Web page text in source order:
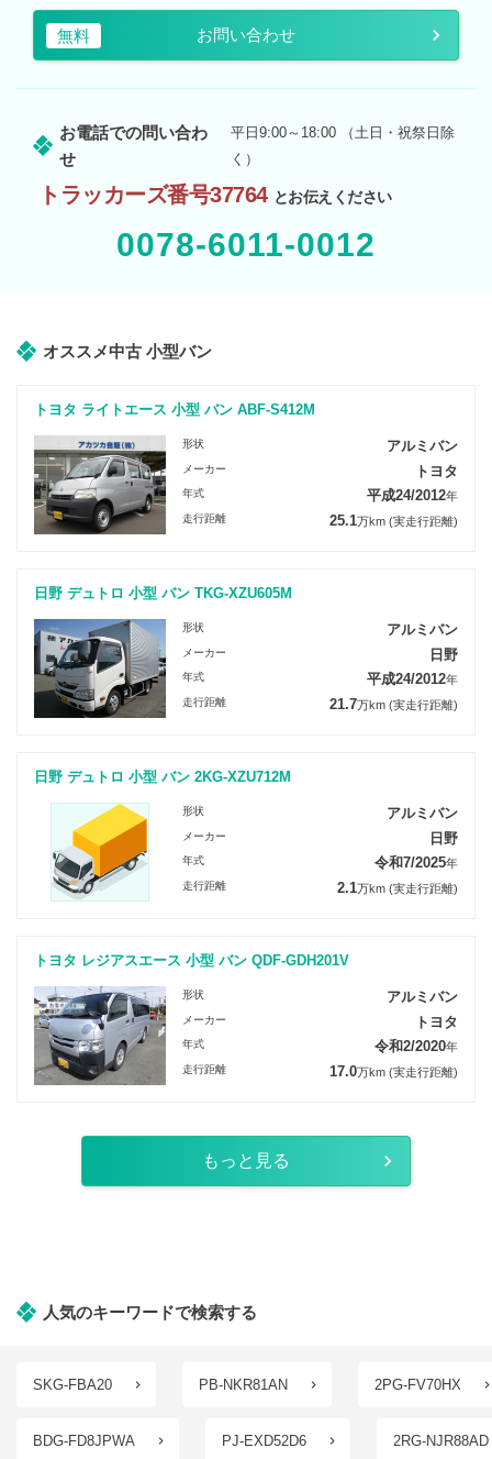
無料 お問い合わせ
お電話での問い合わ
せ
平日9:00～18:00 （土日・祝祭日除
く）
トラッカーズ番号37764 とお伝えください
0078-6011-0012
オススメ中古 小型バン
トヨタ ライトエース 小型 バン ABF-S412M
形状 アルミバン
メーカー トヨタ
年式 平成24/2012年
走行距離 25.1万km (実走行距離)
日野 デュトロ 小型 バン TKG-XZU605M
形状 アルミバン
メーカー 日野
年式 平成24/2012年
走行距離 21.7万km (実走行距離)
日野 デュトロ 小型 バン 2KG-XZU712M
形状 アルミバン
メーカー 日野
年式 令和7/2025年
走行距離 2.1万km (実走行距離)
トヨタ レジアスエース 小型 バン QDF-GDH201V
形状 アルミバン
メーカー トヨタ
年式 令和2/2020年
走行距離 17.0万km (実走行距離)
もっと見る
人気のキーワードで検索する
SKG-FBA20 PB-NKR81AN 2PG-FV70HX
BDG-FD8JPWA PJ-EXD52D6 2RG-NJR88AD